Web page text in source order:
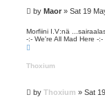
P
s
t
by Maor » Sat 19
Morfiini I.V:nä
-:- We're All Mad Here -:-
Thoxium
Pby Thoxium » Sat